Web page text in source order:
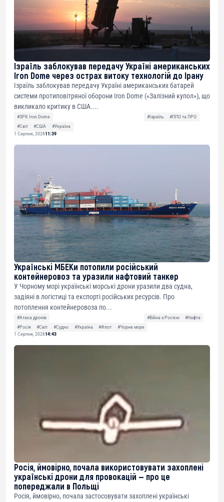
Ізраїль заблокував передачу Україні американських
Iron Dome через острах витоку технологій до Ірану
Ізраїль заблокував передачу Україні американських батарей
системи протиповітряної оборони Iron Dome («Залізний купол»), що
викликало критику в США....
#ЗРК Iron Dome #Ізраїль
#ППО та ПРО
#Світ
#США
#Україна
1 Серпня, 202611:39
Українські МБЕКи потопили російський
контейнеровоз та уразили нафтовий танкер
У Чорному морі українські морські дрони уразили два судна,
задіяні в логістиці та експорті російських ресурсів. Про
потоплення контейнеровоза по...
#Атака дронів #Війна з Росією
#Нафта
#Росія
#Світ #Судно #Україна #Флот
#Чорне море
1 Серпня, 202614:43
Росія, ймовірно, почала використовувати захоплені
українські дрони для провокацій — про це
попереджали в Польщі
Росія, ймовірно, почала застосовувати захоплені українські